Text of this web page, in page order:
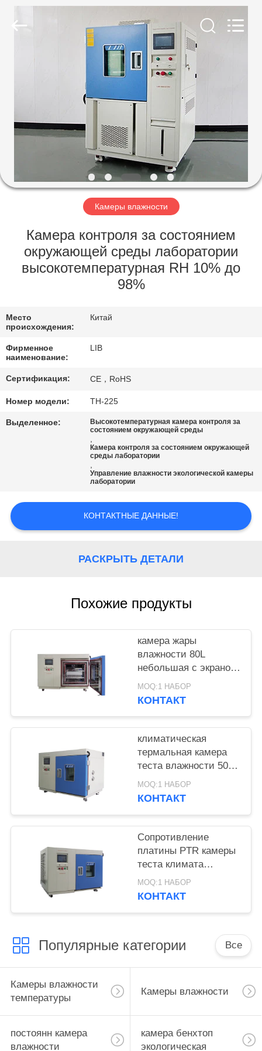
ПРОДУКТЫ
ПУТЕШЕСТВИЕ
ПРОВЕРКА
КАЧЕСТВА
МЫ
НОВОСТИ
СПРОСИТЕ
ЦИТАТУ
PRIVACY
POLICY
Simulation
Industry.
Камеры влажности
Камера контроля за состоянием
окружающей среды лаборатории
высокотемпературная RH 10% до
98%
Место
происхождения:
Китай
Фирменное
наименование:
LIB
Сертификация: CE，RoHS
Номер модели: TH-225
Выделенное:
Высокотемпературная камера контроля за
состоянием окружающей среды
,
Камера контроля за состоянием окружающей
среды лаборатории
,
Управление влажности экологической камеры
лаборатории
КОНТАКТНЫЕ ДАННЫЕ!
РАСКРЫТЬ ДЕТАЛИ
Похожие продукты
камера жары
влажности 80L
небольшая с экраном
касания LCD
MOQ:1 НАБОР
КОНТАКТ
климатическая
термальная камера
теста влажности 50L
с внешним защитным
покрытием стальной
MOQ:1 НАБОР
КОНТАКТ
Сопротивление
платины PTR камеры
теста климата
нержавеющей стали
304
MOQ:1 НАБОР
КОНТАКТ
Популярные категории Все
Камеры влажности
температуры
Камеры влажности
постоянн камера
влажности
камера бенхтоп
экологическая